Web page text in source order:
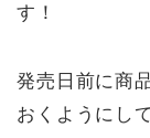
す！
発売日前に商
おくようにし